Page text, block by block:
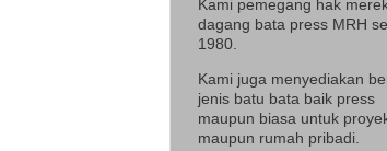
Kami pemegang hak
dagang bata press MRH
1980.
Kami juga menyediakan
jenis batu bata baik press
maupun biasa untuk
maupun rumah pribadi.